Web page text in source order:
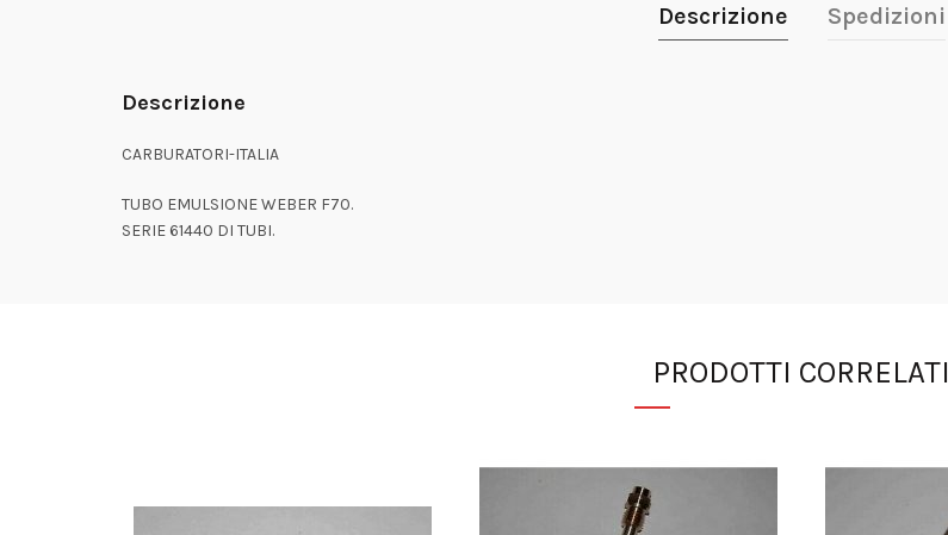
Descrizione Spedizioni
Descrizione
CARBURATORI-ITALIA
TUBO EMULSIONE WEBER F70.
SERIE 61440 DI TUBI.
PRODOTTI CORRELATI